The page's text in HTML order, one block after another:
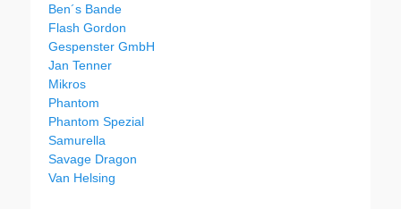
Ben´s Bande
Flash Gordon
Gespenster GmbH
Jan Tenner
Mikros
Phantom
Phantom Spezial
Samurella
Savage Dragon
Van Helsing